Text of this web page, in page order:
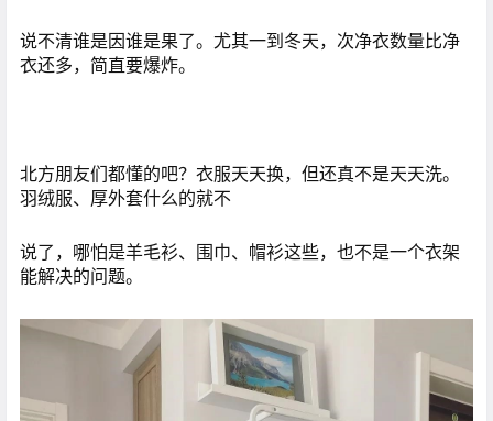
说不清谁是因谁是果了。尤其一到冬天，次净衣数量比净
衣还多，简直要爆炸。
北方朋友们都懂的吧？衣服天天换，但还真不是天天洗。
羽绒服、厚外套什么的就不
说了，哪怕是羊毛衫、围巾、帽衫这些，也不是一个衣架
能解决的问题。